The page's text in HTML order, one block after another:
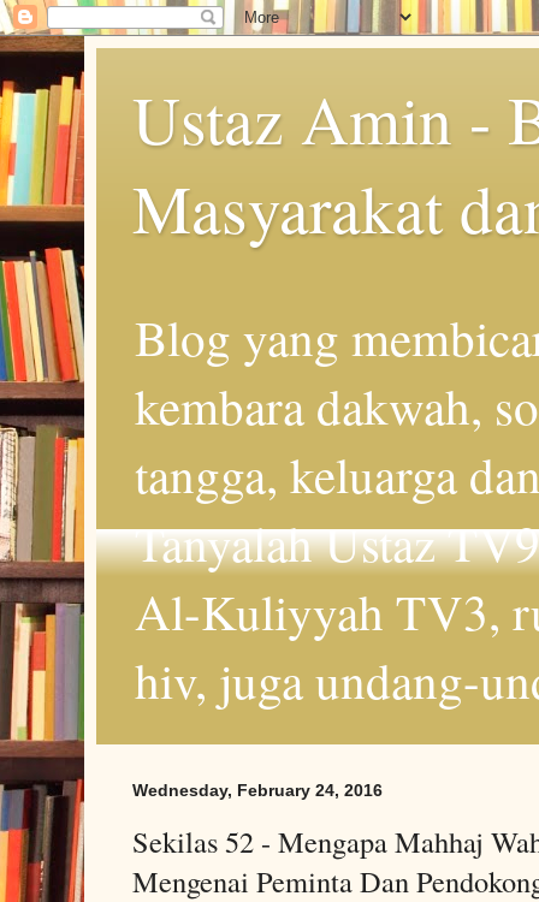
Ustaz Amin -
Masyarakat
Blog yang
kembara dakwah,
tangga, keluarga
Tanyalah Ustaz
Al-Kuliyyah TV3,
hiv, juga undang-
Wednesday, February 24, 2016
Sekilas 52 - Mengapa Mahhaj
Mengenai Peminta Dan